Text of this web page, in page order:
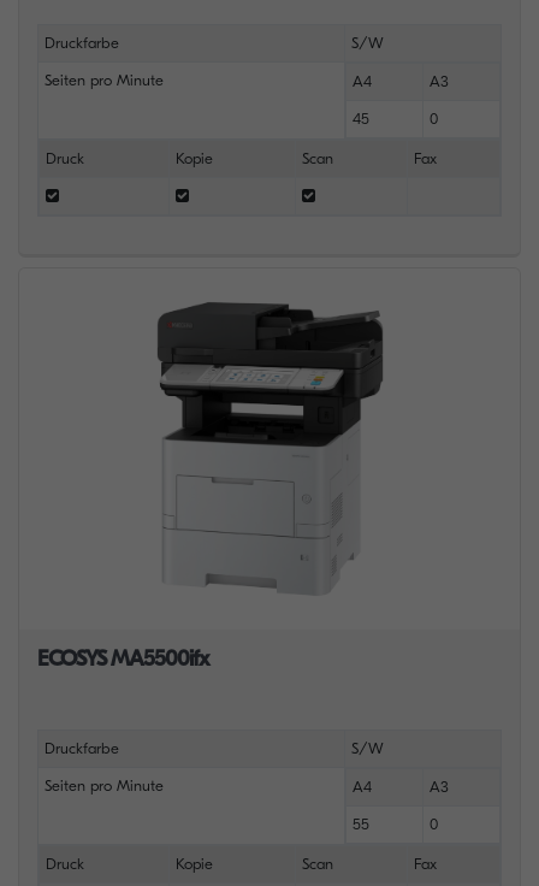
Druckfarbe S/W
Seiten pro Minute A4 A3
45 0
Druck Kopie Scan Fax
ECOSYS MA5500ifx
Druckfarbe S/W
Seiten pro Minute A4 A3
55 0
Druck Kopie Scan Fax